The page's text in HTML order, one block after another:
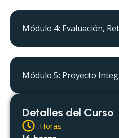
Módulo 4: Evaluación,
Módulo 5: Proyecto
Detalles del Curso
Horas